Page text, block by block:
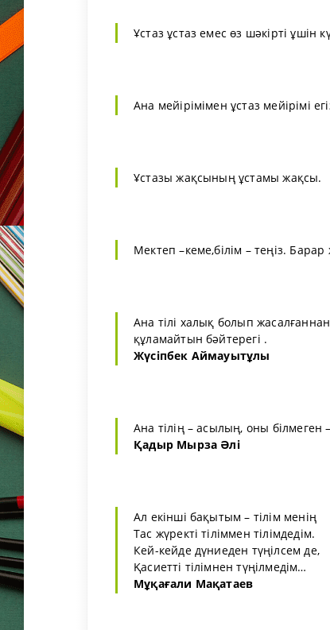
Ұстаз ұстаз емес өз шәкiртi ұшiн
Ана мейiрiмiмен ұстаз мейiрiмi
Ұстазы жақсының ұстамы жақсы.
Мектеп –кеме,бiлiм – теңiз. Барар
Ана тілі халық болып
құламайтын бәйтерегі .
Жүсіпбек Аймауытұлы
Ана тілің – асылың, оны білмеген
Қадыр Мырза Әлі
Ал екінші бақытым – тілім менің
Тас жүректі тіліммен тілімдедім.
Кей-кейде дүниеден түңілсем де,
Қасиетті тілімнен түңілмедім…
Мұқағали Мақатаев